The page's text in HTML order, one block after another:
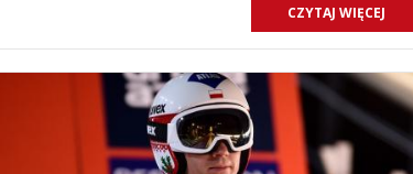
CZYTAJ WIĘCEJ